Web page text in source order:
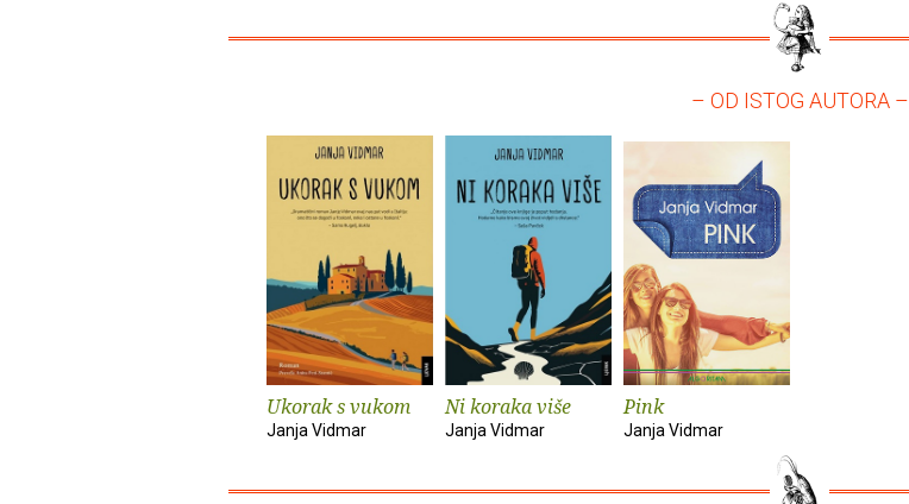
– OD ISTOG AUTORA –
Ukorak s vukom
Janja Vidmar
Ni koraka više
Janja Vidmar
Pink
Janja Vidmar